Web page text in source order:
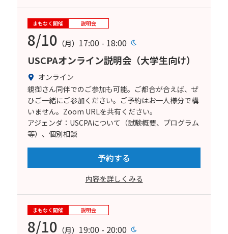
まもなく開催 説明会
8/10 （月） 17:00 - 18:00
USCPAオンライン説明会（大学生向け）
オンライン
親御さん同伴でのご参加も可能。ご都合が合えば、ぜ
ひご一緒にご参加ください。ご予約はお一人様分で構
いません。Zoom URLを共有ください。
アジェンダ：USCPAについて（試験概要、プログラム
等）、個別相談
予約する
内容を詳しくみる
まもなく開催 説明会
8/10 （月） 19:00 - 20:00